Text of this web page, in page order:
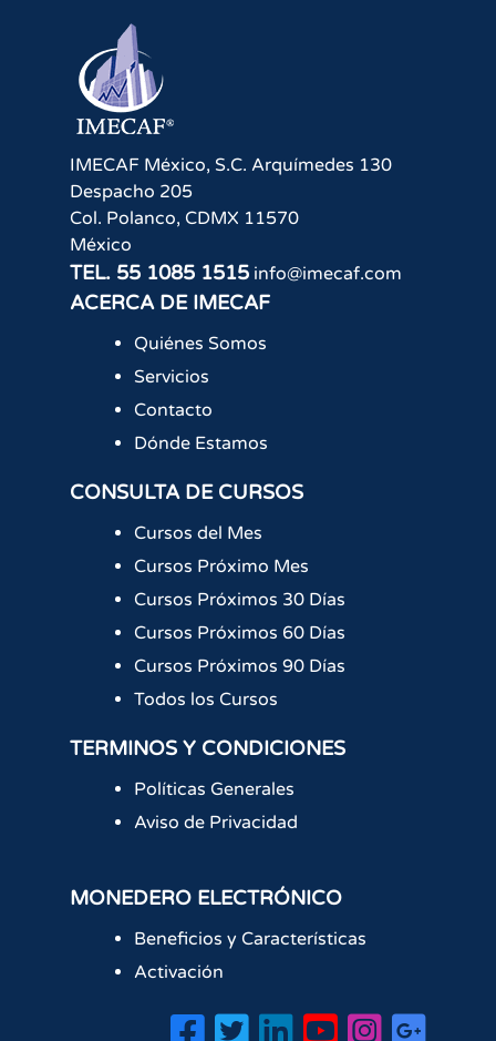
IMECAF México, S.C. Arquímedes 130
Despacho 205
Col. Polanco, CDMX 11570
México
TEL. 55 1085 1515 info@imecaf.com
ACERCA DE IMECAF
Quiénes Somos
Servicios
Contacto
Dónde Estamos
CONSULTA DE CURSOS
Cursos del Mes
Cursos Próximo Mes
Cursos Próximos 30 Días
Cursos Próximos 60 Días
Cursos Próximos 90 Días
Todos los Cursos
TERMINOS Y CONDICIONES
Políticas Generales
Aviso de Privacidad
MONEDERO ELECTRÓNICO
Beneficios y Características
Activación